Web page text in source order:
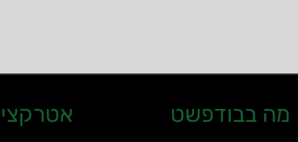
מה בבודפשט